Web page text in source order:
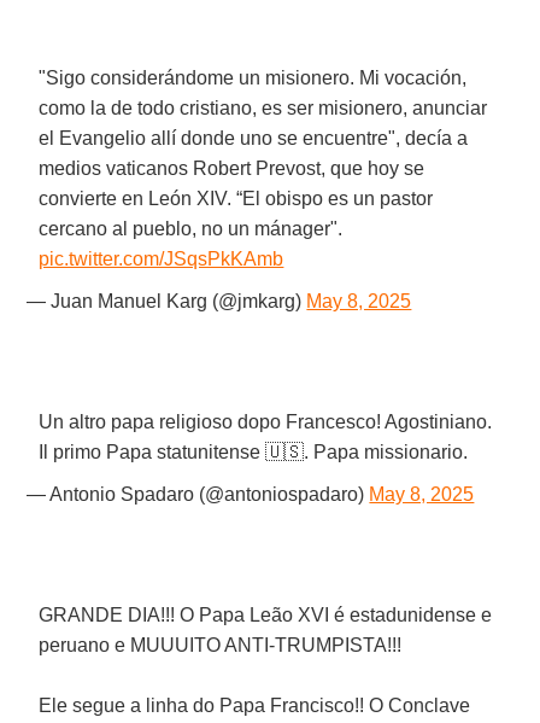
"Sigo considerándome un misionero. Mi vocación,
como la de todo cristiano, es ser misionero, anunciar
el Evangelio allí donde uno se encuentre", decía a
medios vaticanos Robert Prevost, que hoy se
convierte en León XIV. “El obispo es un pastor
cercano al pueblo, no un mánager".
pic.twitter.com/JSqsPkKAmb
— Juan Manuel Karg (@jmkarg) May 8, 2025
Un altro papa religioso dopo Francesco! Agostiniano.
Il primo Papa statunitense 🇺🇸. Papa missionario.
— Antonio Spadaro (@antoniospadaro) May 8, 2025
GRANDE DIA!!! O Papa Leão XVI é estadunidense e
peruano e MUUUITO ANTI-TRUMPISTA!!!
Ele segue a linha do Papa Francisco!! O Conclave